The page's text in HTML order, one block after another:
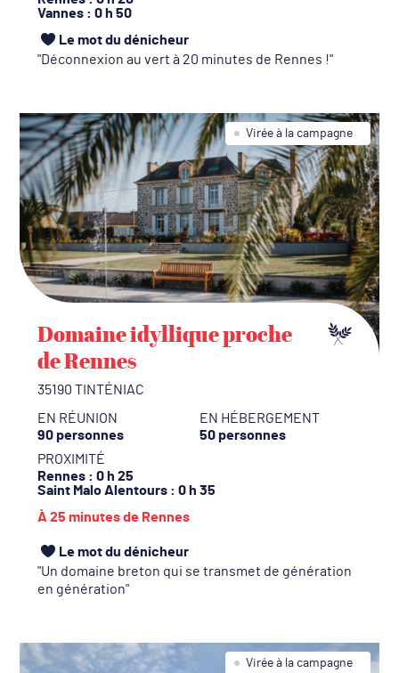
Vannes : 0 h 50
Le mot du dénicheur
Déconnexion au vert à 20 minutes de Rennes !
Virée à la campagne
Domaine idyllique proche
de Rennes
35190 TINTÉNIAC
EN RÉUNION
90 personnes
EN HÉBERGEMENT
50 personnes
PROXIMITÉ
Rennes : 0 h 25
Saint Malo Alentours : 0 h 35
À 25 minutes de Rennes
Le mot du dénicheur
Un domaine breton qui se transmet de génération
en génération
Virée à la campagne